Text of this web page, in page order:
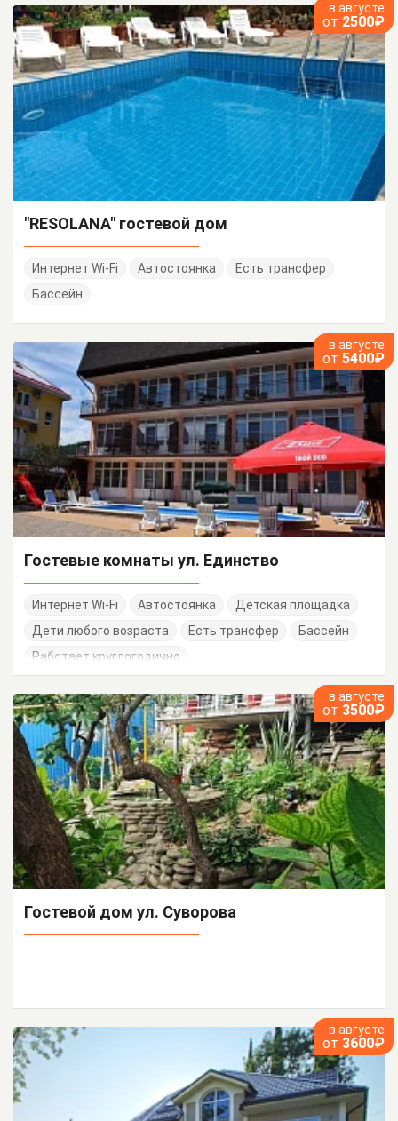
в августе
от 2500₽
"RESOLANA" гостевой дом
Интернет Wi-Fi Автостоянка
Есть трансфер
Бассейн
в августе
от 5400₽
Гостевые комнаты ул. Единство
Интернет Wi-Fi Автостоянка
Детская площадка
Дети любого возраста
Есть трансфер
Бассейн
Работает круглогодично
в августе
от 3500₽
Гостевой дом ул. Суворова
в августе
от 3600₽